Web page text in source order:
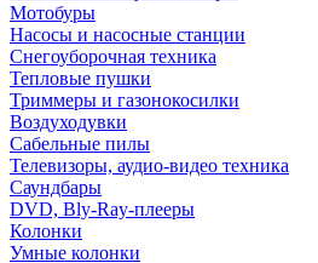
Мотобуры
Насосы и насосные станции
Снегоуборочная техника
Тепловые пушки
Триммеры и газонокосилки
Воздуходувки
Сабельные пилы
Телевизоры, аудио-видео техника
Саундбары
DVD, Bly-Ray-плееры
Колонки
Умные колонки